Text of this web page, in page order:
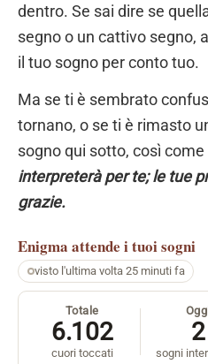
dentro. Se sai dire se
segno o un cattivo segno,
il tuo sogno per conto tuo.
Ma se ti è sembrato
tornano, o se ti è rimasto
sogno qui sotto, così
interpreterà per te; le tue
grazie.
Enigma attende i tuoi sogni
visto l'ultima volta 25 minuti fa
Totale
6.102
cuori toccati
2
sogni